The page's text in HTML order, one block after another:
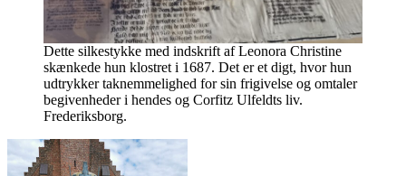
Dette silkestykke med indskrift af Leonora Christine
skænkede hun klostret i 1687. Det er et digt, hvor hun
udtrykker taknemmelighed for sin frigivelse og omtaler
begivenheder i hendes og Corfitz Ulfeldts liv.
Frederiksborg.